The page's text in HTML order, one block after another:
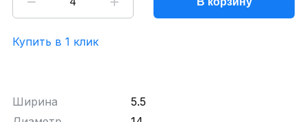
Купить в 1 клик
Ширина
5.5